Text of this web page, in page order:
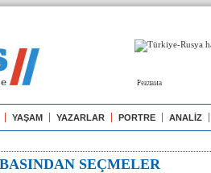
Реклама
YAŞAM YAZARLAR PORTRE ANALİZ
BASINDAN SEÇMELER